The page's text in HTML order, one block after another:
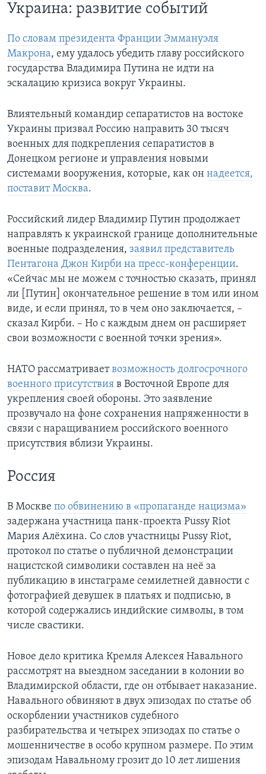
Украина: развитие событий
По словам президента Франции Эммануэля
Макрона, ему удалось убедить главу российского
государства Владимира Путина не идти на
эскалацию кризиса вокруг Украины.
Влиятельный командир сепаратистов на востоке
Украины призвал Россию направить 30 тысяч
военных для подкрепления сепаратистов в
Донецком регионе и управления новыми
системами вооружения, которые, как он надеется,
поставит Москва.
Российский лидер Владимир Путин продолжает
направлять к украинской границе дополнительные
военные подразделения, заявил представитель
Пентагона Джон Кирби на пресс-конференции.
«Сейчас мы не можем с точностью сказать, принял
ли [Путин] окончательное решение в том или ином
виде, и если принял, то в чем оно заключается, –
сказал Кирби. – Но с каждым днем он расширяет
свои возможности с военной точки зрения».
НАТО рассматриваетвозможность долгосрочного
военного присутствия в Восточной Европе для
укрепления своей обороны. Это заявление
прозвучало на фоне сохранения напряженности в
связи с наращиванием российского военного
присутствия вблизи Украины.
Россия
В Москве по обвинению в «пропаганде нацизма»
задержана участница панк-проекта Pussy Riot
Мария Алёхина. Со слов участницы Pussy Riot,
протокол по статье о публичной демонстрации
нацистской символики составлен на неё за
публикацию в инстаграме семилетней давности с
фотографией девушек в платьях и подписью, в
которой содержались индийские символы, в том
числе свастики.
Новое дело критика Кремля Алексея Навального
рассмотрят на выездном заседании в колонии во
Владимирской области, где он отбывает наказание.
Навального обвиняют в двух эпизодах по статье об
оскорблении участников судебного
разбирательства и четырех эпизодах по статье о
мошенничестве в особо крупном размере. По этим
эпизодам Навальному грозит до 10 лет лишения